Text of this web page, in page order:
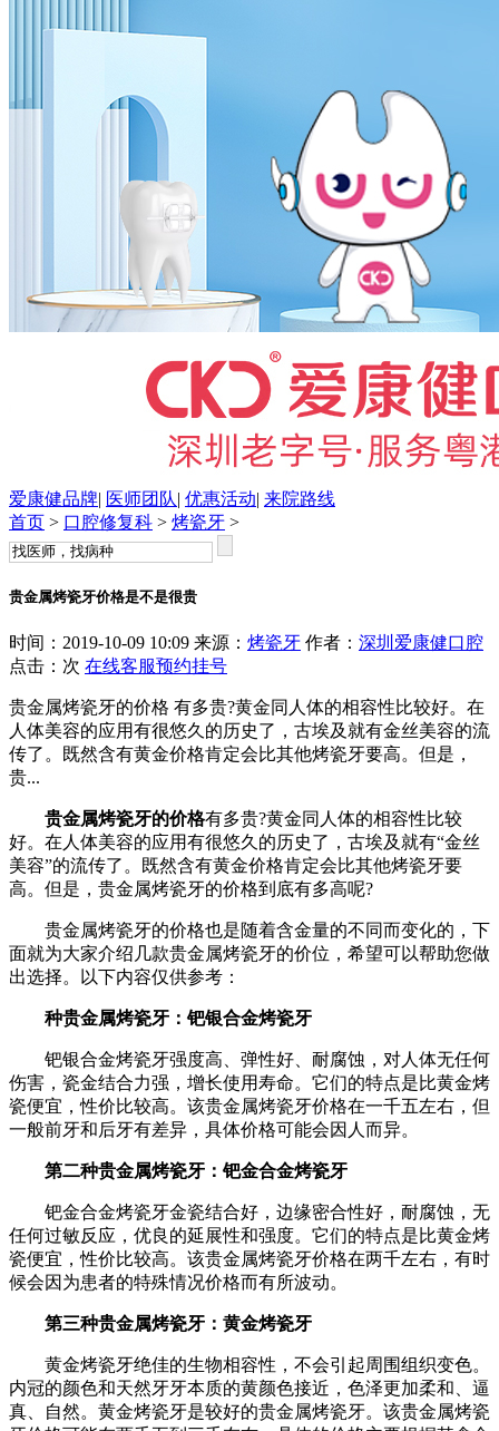
爱康健品牌| 医师团队| 优惠活动| 来院路线
首页 > 口腔修复科 > 烤瓷牙 >
贵金属烤瓷牙价格是不是很贵
时间：2019-10-09 10:09 来源： 烤瓷牙 作者： 深圳爱康健口腔
点击： 次 在线客服预约挂号
贵金属烤瓷牙的价格 有多贵?黄金同人体的相容性比较好。在
人体美容的应用有很悠久的历史了，古埃及就有金丝美容的流
传了。既然含有黄金价格肯定会比其他烤瓷牙要高。但是，
贵...
贵金属烤瓷牙的价格有多贵?黄金同人体的相容性比较
好。在人体美容的应用有很悠久的历史了，古埃及就有“金丝
美容”的流传了。既然含有黄金价格肯定会比其他烤瓷牙要
高。但是，贵金属烤瓷牙的价格到底有多高呢?
贵金属烤瓷牙的价格也是随着含金量的不同而变化的，下
面就为大家介绍几款贵金属烤瓷牙的价位，希望可以帮助您做
出选择。以下内容仅供参考：
种贵金属烤瓷牙：钯银合金烤瓷牙
钯银合金烤瓷牙强度高、弹性好、耐腐蚀，对人体无任何
伤害，瓷金结合力强，增长使用寿命。它们的特点是比黄金烤
瓷便宜，性价比较高。该贵金属烤瓷牙价格在一千五左右，但
一般前牙和后牙有差异，具体价格可能会因人而异。
第二种贵金属烤瓷牙：钯金合金烤瓷牙
钯金合金烤瓷牙金瓷结合好，边缘密合性好，耐腐蚀，无
任何过敏反应，优良的延展性和强度。它们的特点是比黄金烤
瓷便宜，性价比较高。该贵金属烤瓷牙价格在两千左右，有时
候会因为患者的特殊情况价格而有所波动。
第三种贵金属烤瓷牙：黄金烤瓷牙
黄金烤瓷牙绝佳的生物相容性，不会引起周围组织变色。
内冠的颜色和天然牙牙本质的黄颜色接近，色泽更加柔和、逼
真、自然。黄金烤瓷牙是较好的贵金属烤瓷牙。该贵金属烤瓷